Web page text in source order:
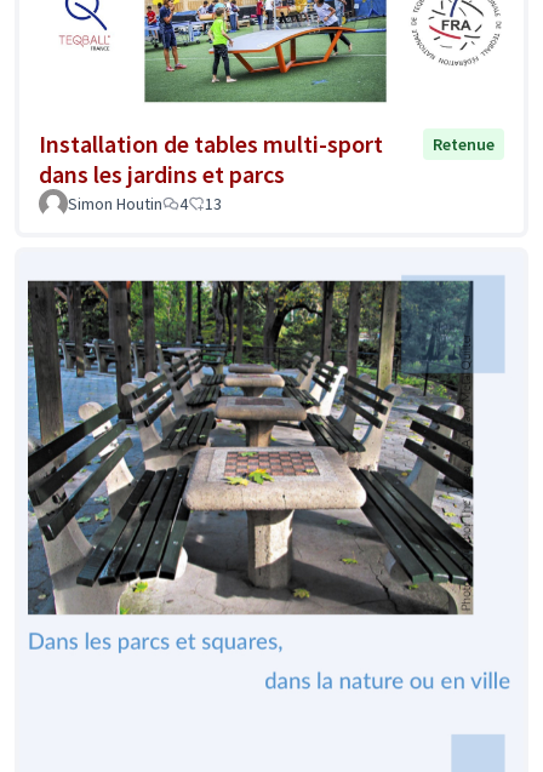
Installation de tables multi-sport
dans les jardins et parcs
Retenue
Simon Houtin 4 13